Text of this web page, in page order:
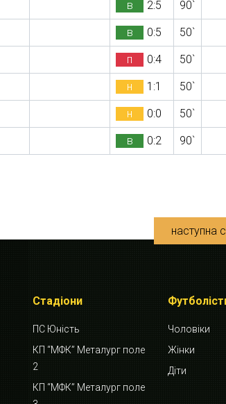
в 2:5 90`
в 0:5 50`
п 0:4 50`
н 1:1 50`
н 0:0 50`
в 0:2
90`
наступна
Стадіони
ПС Юність
КП “МФК” Металург поле
2
КП “МФК” Металург поле
Чоловіки
Жінки
Діти